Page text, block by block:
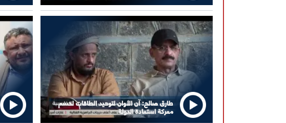
طارق صالح: آن الأوان لتوحيد الطاقات لحسم
معركة استعادة الدولة